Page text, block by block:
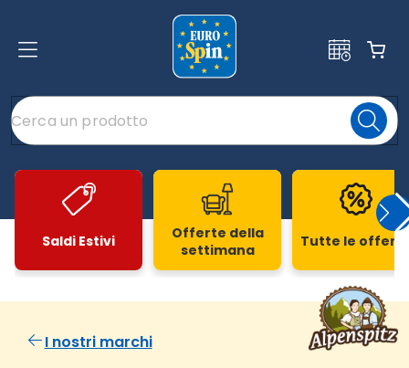
Saldi Estivi
Offerte della
settimana
Tutte le
I nostri marchi